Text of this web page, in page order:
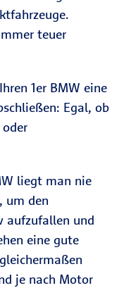
teuer
1er BMW eine
Egal, ob
liegt man nie
um den
aufzufallen und
eine gute
je nach Motor